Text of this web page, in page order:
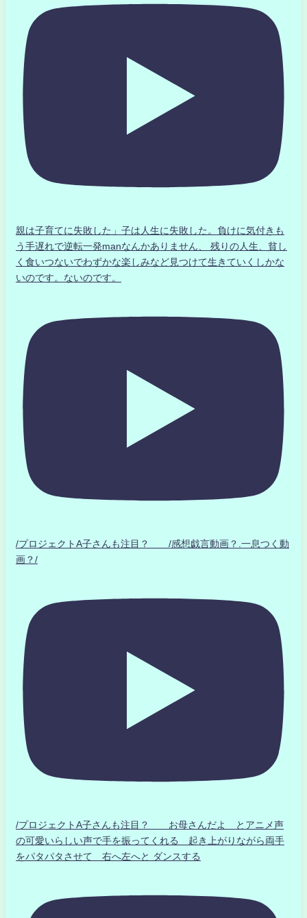
親は子育てに失敗した」子は人生に失敗した。負けに気付きも
う手遅れで逆転一発manなんかありません、 残りの人生、貧し
く食いつないでわずかな楽しみなど見つけて生きていくしかな
いのです。ないのです。
/プロジェクトA子さんも注目？ /感想戯言動画？.一息つく動
画？/
/プロジェクトA子さんも注目？ お母さんだよ とアニメ声
の可愛いらしい声で手を振ってくれる 起き上がりながら両手
をパタパタさせて 右へ左へと ダンスする